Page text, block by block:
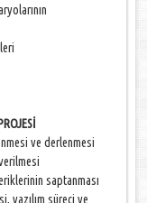
ve derlenmesi
saptanması
yazılım süreci ve